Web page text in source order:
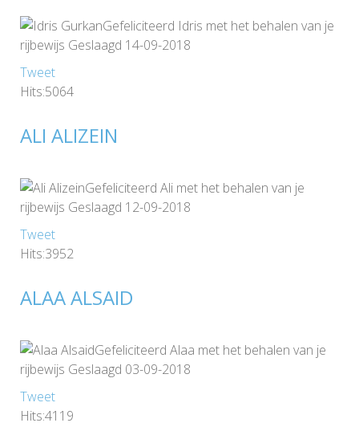
Gefeliciteerd Idris met het behalen van je
rijbewijs Geslaagd 14-09-2018
Tweet
Hits:5064
ALI ALIZEIN
Gefeliciteerd Ali met het behalen van je
rijbewijs Geslaagd 12-09-2018
Tweet
Hits:3952
ALAA ALSAID
Gefeliciteerd Alaa met het behalen van je
rijbewijs Geslaagd 03-09-2018
Tweet
Hits:4119